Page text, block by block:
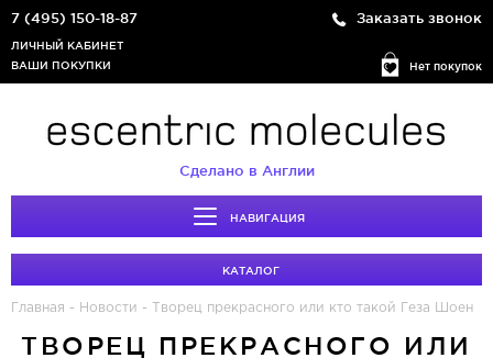
7 (495) 150-18-87 Заказать звонок
Нет покупок
ЛИЧНЫЙ КАБИНЕТ
ВАШИ ПОКУПКИ
Сделано в Англии
НАВИГАЦИЯ
КАТАЛОГ
Главная - Новости - Творец прекрасного или кто такой Геза Шоен
ТВОРЕЦ ПРЕКРАСНОГО ИЛИ